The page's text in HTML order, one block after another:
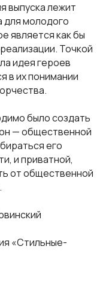
выпуска лежит
для молодого
является как бы
Точкой
идея героев
в их понимании
было создать
— общественной
его
и приватной,
от общественной
«Стильные-